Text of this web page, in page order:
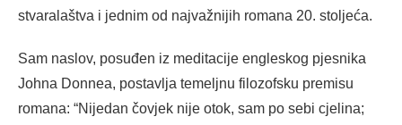
stvaralaštva i jednim od najvažnijih romana 20. stoljeća.
Sam naslov, posuđen iz meditacije engleskog pjesnika
Johna Donnea, postavlja temeljnu filozofsku premisu
romana: “Nijedan čovjek nije otok, sam po sebi cjelina;